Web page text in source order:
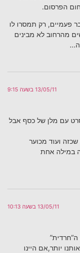
רק תמסרו לו
לא מבינים
13/05/11 בשעה 9:15
מלן של כסף אבל
מכוער
אחת
13/05/11 בשעה 10:13
היינו